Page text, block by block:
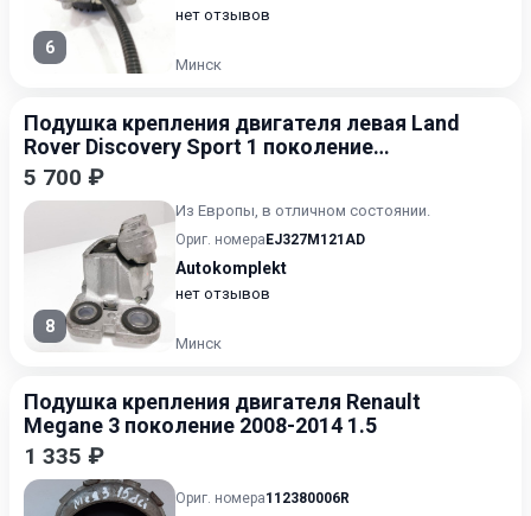
6
нет отзывов
Минск
Подушка крепления двигателя левая Land
Rover Discovery Sport 1 поколение
[рестайлинг] 2019-2026
5 700 ₽
8
Из Европы, в отличном состоянии.
Ориг. номера EJ327M121AD
Autokomplekt
нет отзывов
Минск
Подушка крепления двигателя Renault
Megane 3 поколение 2008-2014 1.5
1 335 ₽
Ориг. номера112380006R